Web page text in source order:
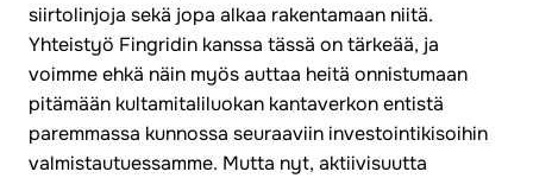
siirtolinjoja sekä jopa alkaa rakentamaan niitä.
Yhteistyö Fingridin kanssa tässä on tärkeää, ja
voimme ehkä näin myös auttaa heitä onnistumaan
pitämään kultamitaliluokan kantaverkon entistä
paremmassa kunnossa seuraaviin investointikisoihin
valmistautuessamme. Mutta nyt, aktiivisuutta